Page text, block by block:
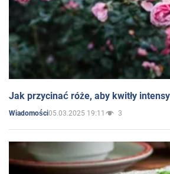
Jak przycinać róże, aby kwitły
Wiadomości05.03.2025 19:11 3